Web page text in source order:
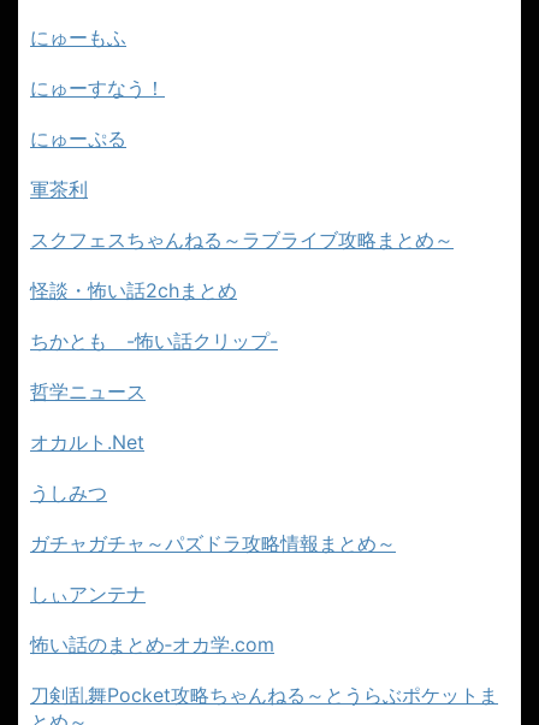
にゅーもふ
にゅーすなう！
にゅーぷる
軍茶利
スクフェスちゃんねる～ラブライブ攻略まとめ～
怪談・怖い話2chまとめ
ちかとも -怖い話クリップ-
哲学ニュース
オカルト.Net
うしみつ
ガチャガチャ～パズドラ攻略情報まとめ～
しぃアンテナ
怖い話のまとめ‐オカ学.com
刀剣乱舞Pocket攻略ちゃんねる～とうらぶポケットま